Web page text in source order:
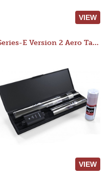
VIEW
Series-E Version 2 Aero Tank Starter Kit
VIEW